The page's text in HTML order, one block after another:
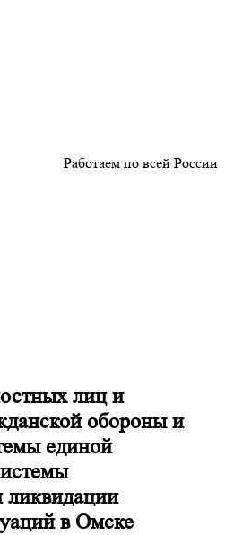
Работаем по всей России
лиц и
обороны и
единой
ликвидации
в Омске